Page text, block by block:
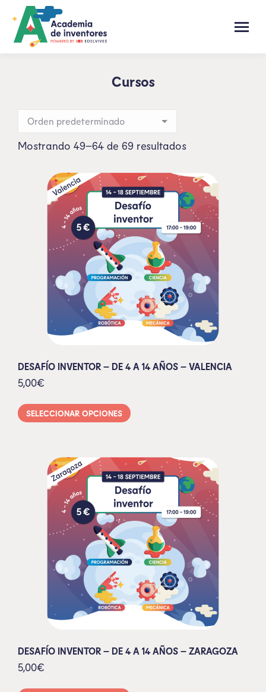
Cursos
Mostrando 49–64 de 69 resultados
DESAFÍO INVENTOR – DE 4 A 14 AÑOS – VALENCIA
5,00€
SELECCIONAR OPCIONES
DESAFÍO INVENTOR – DE 4 A 14 AÑOS – ZARAGOZA
5,00€